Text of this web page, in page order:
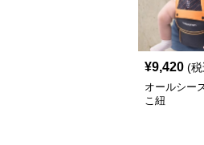
¥9,420 (
オールシー
こ紐